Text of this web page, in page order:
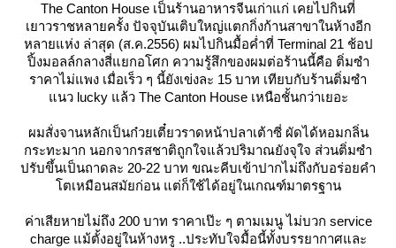
The Canton House เป็นร้านอาหารจีนเก่าแก่ เคยไปกินที่
เยาวราชหลายครั้ง ปัจจุบันเติบใหญ่แตกกิ่งก้านสาขาในห้างอีก
หลายแห่ง ล่าสุด (ส.ค.2556) ผมไปกินมื้อค่ำที่ Terminal 21 ช้อป
ปิ้งมอลล์กลางสี่แยกอโศก ความรู้สึกของผมต่อร้านนี้คือ ติ่มซำ
ราคาไม่แพง เมื่อเร็ว ๆ นี้ยังเข่งละ 15 บาท เทียบกับร้านติ่มซำ
นว lucky แล้ว The Canton House เหนือชั้นกว่าเยอะ
ผมสั่งจานหลักเป็นก๋วยเตี๋ยวราดหน้าปลาเต้าซี่ ผัดได้หอมกลิ่น
กระทะมาก นอกจากรสชาติถูกใจแล้วปริมาณยังจุใจ ส่วนติ่มซำ
ปรับขึ้นเป็นถาดละ 20-22 บาท ขณะคีบเข้าปากไม่ถึงกับอร่อยคำ
ตเหมือนสมัยก่อน แต่ก็ใช้ได้อยู่ในเกณฑ์มาตรฐาน
ค่าเสียหายไม่ถึง 200 บาท ราคาเป๊ะ ๆ ตามเมนู ไม่บวก service
charge แม้ตั้งอยู่ในห้างหรู ..ประทับใจมื้อนี้ทั้งบรรยากาศและ